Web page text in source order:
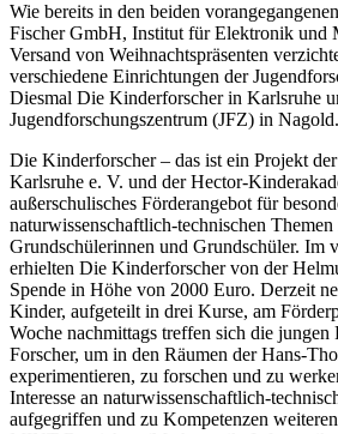
Wie bereits in den beiden
Fischer GmbH, Institut für Elektronik und
Versand von Weihnachtspräsenten
verschiedene Einrichtungen der
Diesmal Die Kinderforscherin Karlsruhe
Jugendforschungszentrum (JFZ) in Nagold.
Die Kinderforscher– das ist ein Projekt
Karlsruhe e. V. und der Hector-
außerschulisches Förderangebot für
naturwissenschaftlich-technischen Themen
Grundschülerinnen und Grundschüler. Im
erhielten Die Kinderforschervon der
Spende in Höhe von 2000 Euro. Derzeit
Kinder, aufgeteilt in drei Kurse, am
Woche nachmittags treffen sich die jungen
Forscher, um in den Räumen der Hans-
experimentieren, zu forschen und zu
Interesse an naturwissenschaftlich-
aufgegriffen und zu Kompetenzen